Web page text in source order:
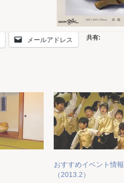
共有:
メールアドレス
おすすめイベント情報
（2013.2）